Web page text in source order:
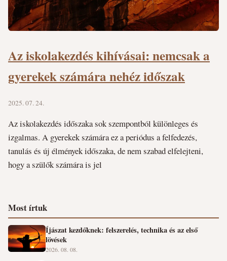
Az iskolakezdés kihívásai: nemcsak a
gyerekek számára nehéz időszak
2025. 07. 24.
Az iskolakezdés időszaka sok szempontból különleges és
izgalmas. A gyerekek számára ez a periódus a felfedezés,
tanulás és új élmények időszaka, de nem szabad elfelejteni,
hogy a szülők számára is jel
Most írtuk
Íjászat kezdőknek: felszerelés, technika és az első
lövések
2026. 08. 08.